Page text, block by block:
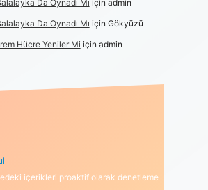
Da Oynadı Mı için admin
Da Oynadı Mı için Gökyüzü
Hücre Yeniler Mi için admin
içerikleri proaktif olarak denetleme